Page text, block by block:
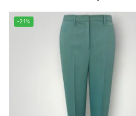
-21%